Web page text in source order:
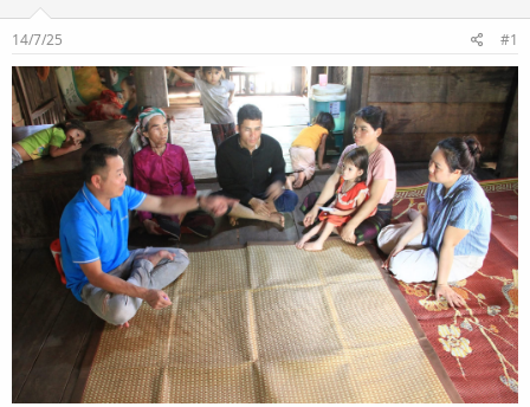
s
t
a
r
t
e
r
ầ
u
14/7/25 #1